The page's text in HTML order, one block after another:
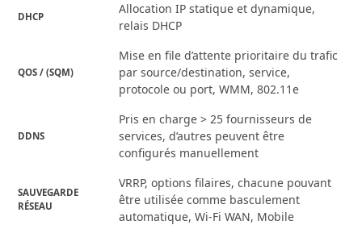
DHCP
Allocation IP statique et dynamique,
relais DHCP
QOS / (SQM)
Mise en file d’attente prioritaire du trafic
par source/destination, service,
protocole ou port, WMM, 802.11e
DDNS
Pris en charge > 25 fournisseurs de
services, d’autres peuvent être
configurés manuellement
SAUVEGARDE
RÉSEAU
VRRP, options filaires, chacune pouvant
être utilisée comme basculement
automatique, Wi-Fi WAN, Mobile